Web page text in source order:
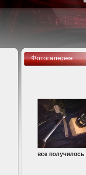
Фотогалерея
все получилось